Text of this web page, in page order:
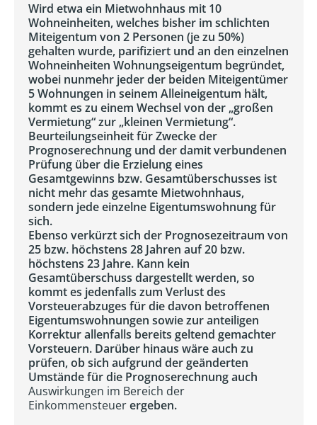
Wird etwa ein Mietwohnhaus mit 10
Wohneinheiten, welches bisher im schlichten
Miteigentum von 2 Personen (je zu 50%)
gehalten wurde, parifiziert und an den einzelnen
Wohneinheiten Wohnungseigentum begründet,
wobei nunmehr jeder der beiden Miteigentümer
5 Wohnungen in seinem Alleineigentum hält,
kommt es zu einem Wechsel von der „großen
Vermietung“ zur „kleinen Vermietung“.
Beurteilungseinheit für Zwecke der
Prognoserechnung und der damit verbundenen
Prüfung über die Erzielung eines
Gesamtgewinns bzw. Gesamtüberschusses ist
nicht mehr das gesamte Mietwohnhaus,
sondern jede einzelne Eigentumswohnung für
sich.
Ebenso verkürzt sich der Prognosezeitraum von
25 bzw. höchstens 28 Jahren auf 20 bzw.
höchstens 23 Jahre. Kann kein
Gesamtüberschuss dargestellt werden, so
kommt es jedenfalls zum Verlust des
Vorsteuerabzuges für die davon betroffenen
Eigentumswohnungen sowie zur anteiligen
Korrektur allenfalls bereits geltend gemachter
Vorsteuern. Darüber hinaus wäre auch zu
prüfen, ob sich aufgrund der geänderten
Umstände für die Prognoserechnung auch
Auswirkungen im Bereich der
Einkommensteuerergeben.